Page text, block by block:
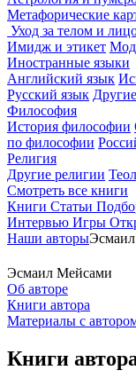
Метафорические
Уход за телом и
Имидж и этикет
Иностранные языки
Английский язык
Русский язык
Философия
История философии
по философии
Религия
Другие религии
Смотреть все книги
Книги Статьи
Интервью Игры
Наши авторы
Эсмаил Мейсами
Об авторе
Книги автора
Материалы с
Книги